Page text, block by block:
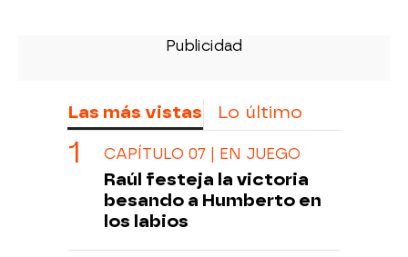
Las más vistas Lo último
CAPÍTULO 07 | EN JUEGO
Raúl festeja la victoria
besando a Humberto en
los labios